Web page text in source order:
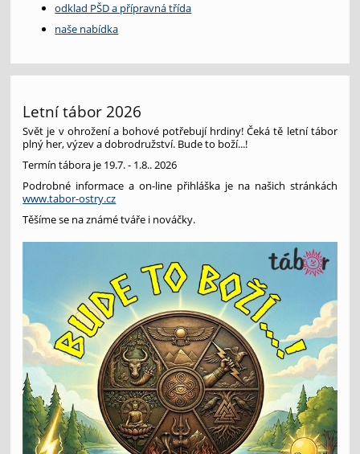
odklad PŠD a přípravná třída
naše nabídka
Letní tábor 2026
Svět je v ohrožení a bohové potřebují hrdiny! Čeká tě letní tábor
plný her, výzev a dobrodružství. Bude to boží...!
Termín tábora je 19.7. - 1.8.. 2026
Podrobné informace a on-line přihláška je na našich stránkách
www.tabor-ostry.cz
Těšíme se na známé tváře i nováčky.